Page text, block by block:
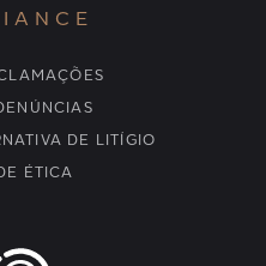
DE LITÍGIO
ÉTICA